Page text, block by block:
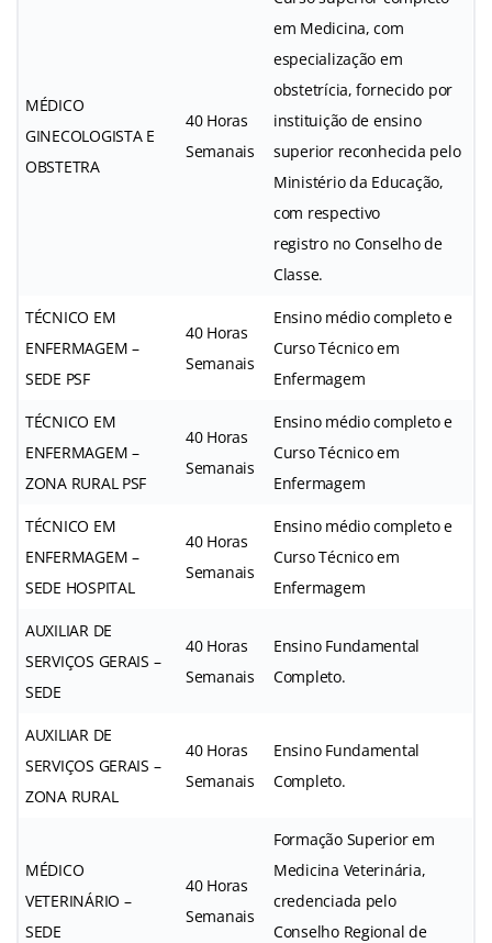
MÉDICO
GINECOLOGISTA E
OBSTETRA
40 Horas
Semanais
em Medicina, com
especialização em
obstetrícia, fornecido por
instituição de ensino
superior reconhecida pelo
Ministério da Educação,
com respectivo
registro no Conselho de
Classe.
TÉCNICO EM
ENFERMAGEM –
SEDE PSF
40 Horas
Semanais
Ensino médio completo e
Curso Técnico em
Enfermagem
TÉCNICO EM
ENFERMAGEM –
ZONA RURAL PSF
40 Horas
Semanais
Ensino médio completo e
Curso Técnico em
Enfermagem
TÉCNICO EM
ENFERMAGEM –
SEDE HOSPITAL
40 Horas
Semanais
Ensino médio completo e
Curso Técnico em
Enfermagem
AUXILIAR DE
SERVIÇOS GERAIS –
SEDE
40 Horas
Semanais
Ensino Fundamental
Completo.
AUXILIAR DE
SERVIÇOS GERAIS –
ZONA RURAL
40 Horas
Semanais
Ensino Fundamental
Completo.
MÉDICO
VETERINÁRIO –
SEDE
40 Horas
Semanais
Formação Superior em
Medicina Veterinária,
credenciada pelo
Conselho Regional de